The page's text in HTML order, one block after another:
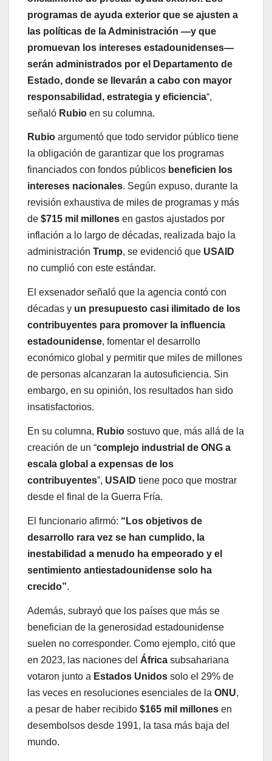
programas de ayuda exterior que se ajusten a
las políticas de la Administración —y que
promuevan los intereses estadounidenses—
serán administrados por el Departamento de
Estado, donde se llevarán a cabo con mayor
responsabilidad, estrategia y eficiencia“,
señaló Rubio en su columna.
Rubio argumentó que todo servidor público tiene
la obligación de garantizar que los programas
financiados con fondos públicos beneficien los
intereses nacionales. Según expuso, durante la
revisión exhaustiva de miles de programas y más
de $715 mil millones en gastos ajustados por
inflación a lo largo de décadas, realizada bajo la
administración Trump, se evidenció que USAID
no cumplió con este estándar.
El exsenador señaló que la agencia contó con
décadas y un presupuesto casi ilimitado de los
contribuyentes para promover la influencia
estadounidense, fomentar el desarrollo
económico global y permitir que miles de millones
de personas alcanzaran la autosuficiencia. Sin
embargo, en su opinión, los resultados han sido
insatisfactorios.
En su columna, Rubio sostuvo que, más allá de la
creación de un “complejo industrial de ONG a
escala global a expensas de los
contribuyentes”, USAID tiene poco que mostrar
desde el final de la Guerra Fría.
El funcionario afirmó: “Los objetivos de
desarrollo rara vez se han cumplido, la
inestabilidad a menudo ha empeorado y el
sentimiento antiestadounidense solo ha
crecido”.
Además, subrayó que los países que más se
benefician de la generosidad estadounidense
suelen no corresponder. Como ejemplo, citó que
en 2023, las naciones del África subsahariana
votaron junto a Estados Unidos solo el 29% de
las veces en resoluciones esenciales de la ONU,
a pesar de haber recibido $165 mil millones en
desembolsos desde 1991, la tasa más baja del
mundo.